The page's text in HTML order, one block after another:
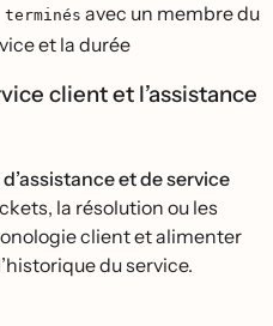
terminés avec un membre du
et la durée
client et l’assistance
et de service
la résolution ou les
client et alimenter
du service.